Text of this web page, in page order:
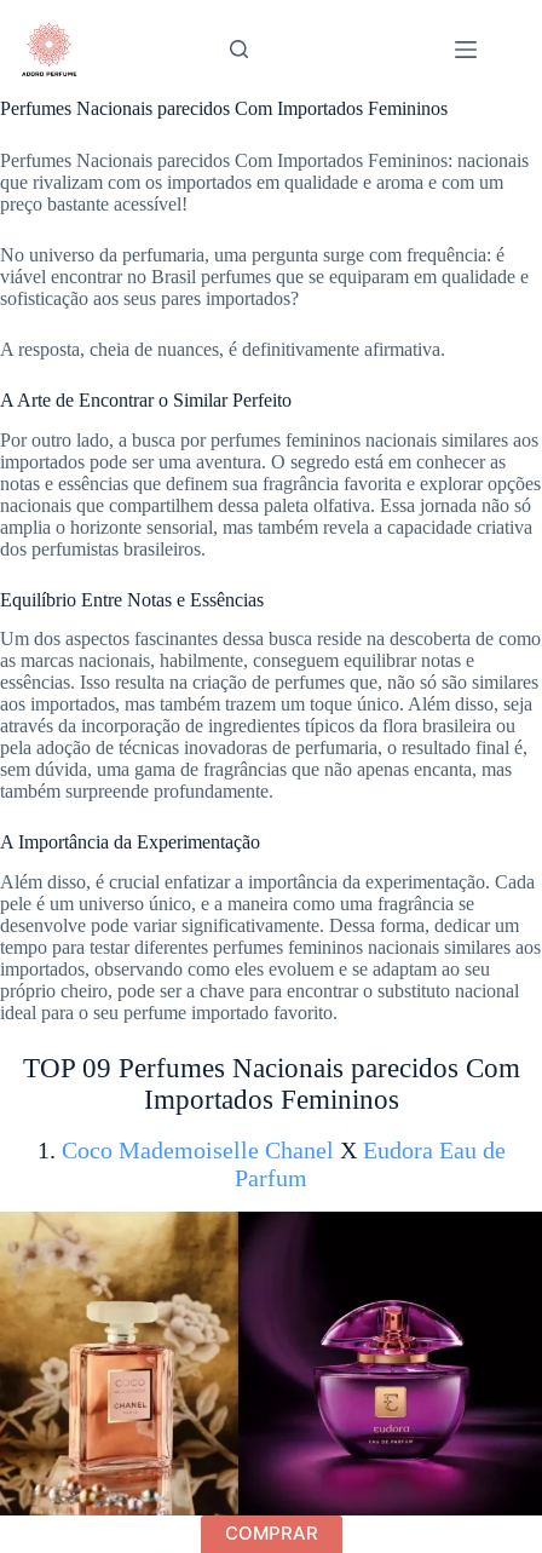
para
conteúdo
Perfumes Nacionais parecidos Com Importados Femininos
Perfumes Nacionais parecidos Com Importados Femininos: nacionais
que rivalizam com os importados em qualidade e aroma e com um
preço bastante acessível!
No universo da perfumaria, uma pergunta surge com frequência: é
viável encontrar no Brasil perfumes que se equiparam em qualidade e
sofisticação aos seus pares importados?
A resposta, cheia de nuances, é definitivamente afirmativa.
A Arte de Encontrar o Similar Perfeito
Por outro lado, a busca por perfumes femininos nacionais similares aos
importados pode ser uma aventura. O segredo está em conhecer as
notas e essências que definem sua fragrância favorita e explorar opções
nacionais que compartilhem dessa paleta olfativa. Essa jornada não só
amplia o horizonte sensorial, mas também revela a capacidade criativa
dos perfumistas brasileiros.
Equilíbrio Entre Notas e Essências
Um dos aspectos fascinantes dessa busca reside na descoberta de como
as marcas nacionais, habilmente, conseguem equilibrar notas e
essências. Isso resulta na criação de perfumes que, não só são similares
aos importados, mas também trazem um toque único. Além disso, seja
através da incorporação de ingredientes típicos da flora brasileira ou
pela adoção de técnicas inovadoras de perfumaria, o resultado final é,
sem dúvida, uma gama de fragrâncias que não apenas encanta, mas
também surpreende profundamente.
A Importância da Experimentação
Além disso, é crucial enfatizar a importância da experimentação. Cada
pele é um universo único, e a maneira como uma fragrância se
desenvolve pode variar significativamente. Dessa forma, dedicar um
tempo para testar diferentes perfumes femininos nacionais similares aos
importados, observando como eles evoluem e se adaptam ao seu
próprio cheiro, pode ser a chave para encontrar o substituto nacional
ideal para o seu perfume importado favorito.
TOP 09 Perfumes Nacionais parecidos Com
Importados Femininos
1. Coco Mademoiselle Chanel X Eudora Eau de
Parfum
COMPRAR